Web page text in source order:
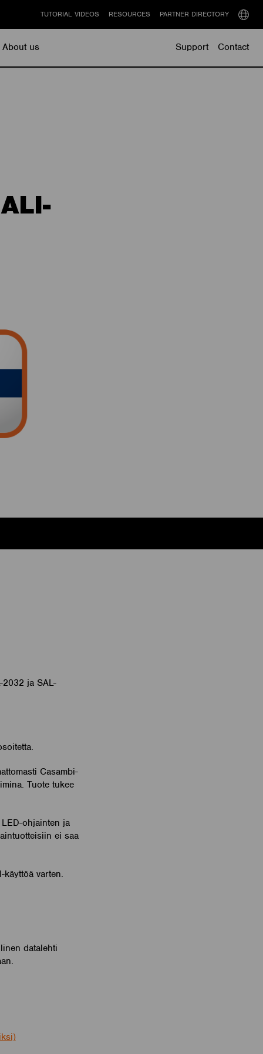
About us Support Contact
TUTORIAL VIDEOS RESOURCES PARTNER DIRECTORY
Select
ja SAL-
Casambi-
Tuote tukee
ohjainten ja
ei saa
varten.
datalehti